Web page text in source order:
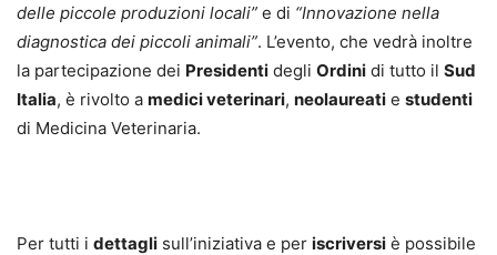
delle piccole produzioni locali” e di “Innovazione nella
diagnostica dei piccoli animali”. L’evento, che vedrà inoltre
la partecipazione dei Presidenti degli Ordini di tutto il Sud
Italia, è rivolto a medici veterinari, neolaureati e studenti
di Medicina Veterinaria.
Per tutti i dettagli sull’iniziativa e per iscriversi è possibile